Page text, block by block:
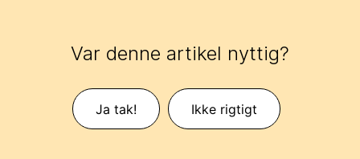
Var denne artikel nyttig?
Ja tak! Ikke rigtigt